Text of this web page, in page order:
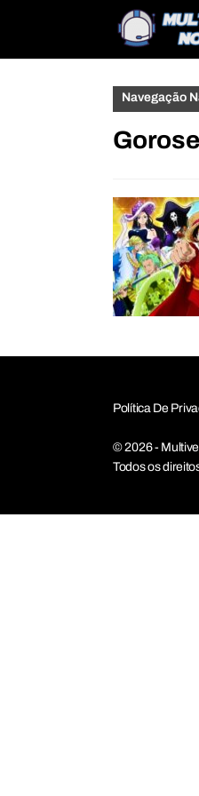
Navegação
Política De
© 2026 -
Todos os